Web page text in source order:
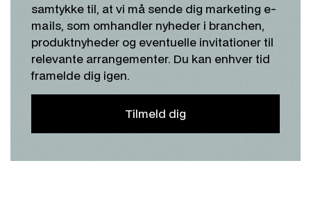
samtykke til, at vi må sende dig marketing e-
mails, som omhandler nyheder i branchen,
produktnyheder og eventuelle invitationer til
relevante arrangementer. Du kan enhver tid
framelde dig igen.